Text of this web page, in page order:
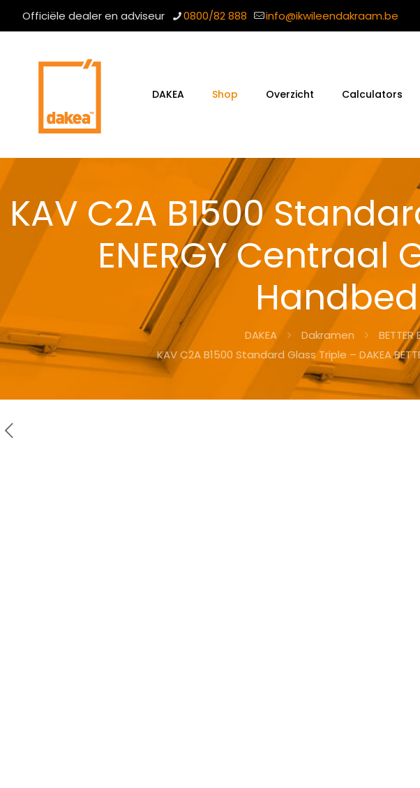
Officiële dealer en adviseur 0800/82 888 info@ikwileendakraam.be
DAKEA Shop Overzicht Calculators
KAV C2A B1500
ENERGY
DAKEA Dakramen BETTER
KAV C2A B1500 Standard Glass Triple – DAKEA